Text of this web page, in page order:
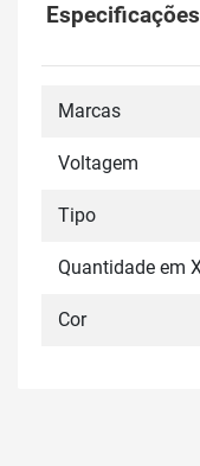
Marcas
Voltagem
Tipo
Quantidade em
Cor